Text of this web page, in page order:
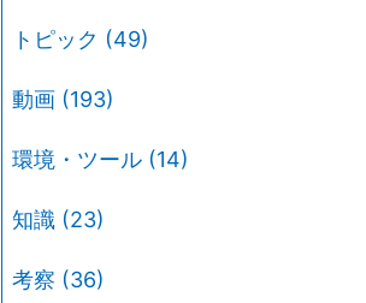
トピック (49)
動画 (193)
環境・ツール (14)
知識 (23)
考察 (36)